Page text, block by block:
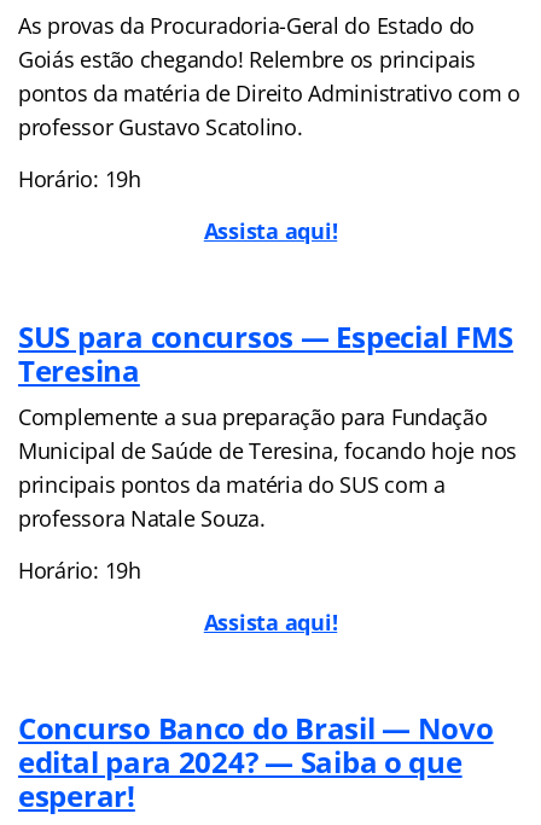
As provas da Procuradoria-Geral do Estado do
Goiás estão chegando! Relembre os principais
pontos da matéria de Direito Administrativo com o
professor Gustavo Scatolino.
Horário: 19h
Assista aqui!
SUS para concursos — Especial FMS
Teresina
Complemente a sua preparação para Fundação
Municipal de Saúde de Teresina, focando hoje nos
principais pontos da matéria do SUS com a
professora Natale Souza.
Horário: 19h
Assista aqui!
Concurso Banco do Brasil — Novo
edital para 2024? — Saiba o que
esperar!